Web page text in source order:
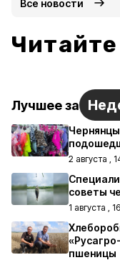
Все новости
Лучшее за
Чернянцы
2 августа ,
советы
1 августа ,
пшеницы